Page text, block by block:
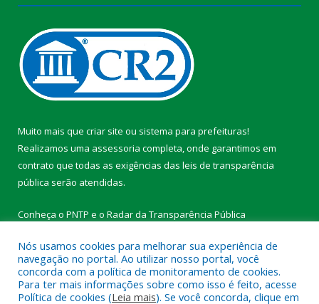
Muito mais que criar site ou sistema para prefeituras!
Realizamos uma assessoria completa, onde garantimos em
contrato que todas as exigências das leis de transparência
pública serão atendidas.
Conheça o PNTP e o Radar da Transparência Pública
Todos os direitos reservados a Prefeitura Municipal de
Nós usamos cookies para melhorar sua experiência de
navegação no portal. Ao utilizar nosso portal, você
concorda com a política de monitoramento de cookies.
Para ter mais informações sobre como isso é feito, acesse
Política de cookies (Leia mais). Se você concorda, clique em